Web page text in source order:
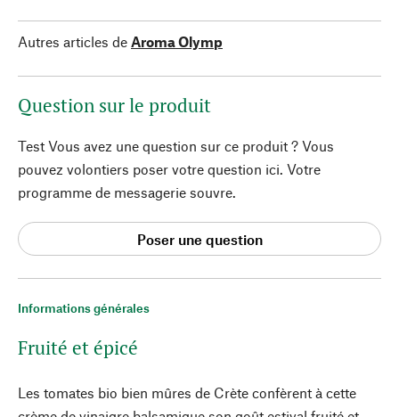
Informations générales
Fruité et épicé
Les tomates bio bien mûres de Crète confèrent à cette
Autres articles de Aroma Olymp
Question sur le produit
Test Vous avez une question sur ce produit ? Vous
pouvez volontiers poser votre question ici. Votre
programme de messagerie souvre.
Poser une question